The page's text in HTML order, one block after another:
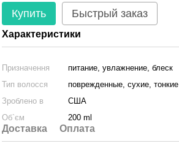
Купить Быстрый заказ
Характеристики
Призначення
питание, увлажнение, блеск
Тип волосся
поврежденные, сухие, тонкие
Зроблено в
США
Об`єм
200 ml
Доставка Оплата